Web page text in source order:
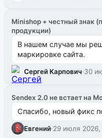
Minishop + честный знак
продукции)
В нашем случае мы
маркировке сайта.
Сергей Карпович·30
Sendex 2.0 не встает на
Спасибо, новый фикс
Евгений·29 июля 2026,